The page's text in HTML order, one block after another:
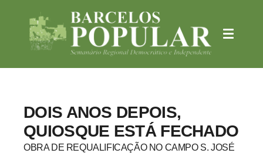
DOIS ANOS DEPOIS,
QUIOSQUE ESTÁ FECHADO
OBRA DE REQUALIFICAÇÃO NO CAMPO S. JOSÉ